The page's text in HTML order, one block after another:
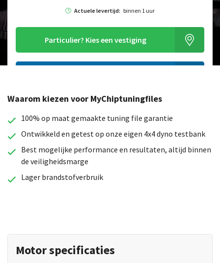
Actuele levertijd: binnen 1 uur
Particulier? Kies een vestiging
Op zoek naar een ander model?
Waarom kiezen voor MyChiptuningfiles
100% op maat gemaakte tuning file garantie
Ontwikkeld en getest op onze eigen 4x4 dyno testbank
Best mogelijke performance en resultaten, altijd binnen
de veiligheidsmarge
Lager brandstofverbruik
Motor specificaties